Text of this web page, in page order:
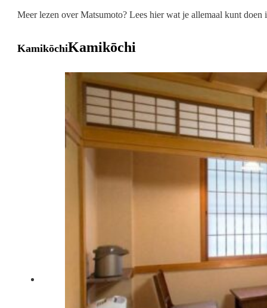
Meer lezen over Matsumoto? Lees hier wat je allemaal kunt doen
KamikōchiKamikōchi